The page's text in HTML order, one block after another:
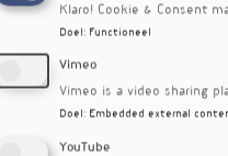
Klaro! Cookie & Consent
Doel : Functioneel
Vimeo
Vimeo is a video sharing
Doel : Embedded external
YouTube